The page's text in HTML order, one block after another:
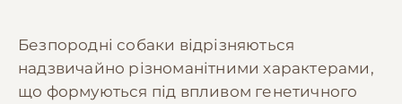
Безпородні собаки відрізняються
надзвичайно різноманітними характерами,
що формуються під впливом генетичного